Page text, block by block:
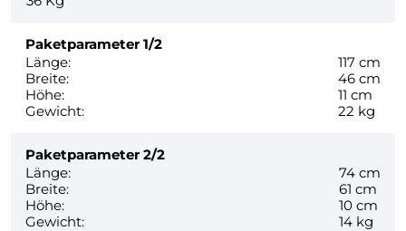
Paketparameter1/2
Länge:
117 cm
Breite:
46 cm
Höhe:
11 cm
Gewicht:
22 kg
Paketparameter 2/2
Länge:
74 cm
Breite:
61 cm
Höhe:
10 cm
Gewicht:
14 kg